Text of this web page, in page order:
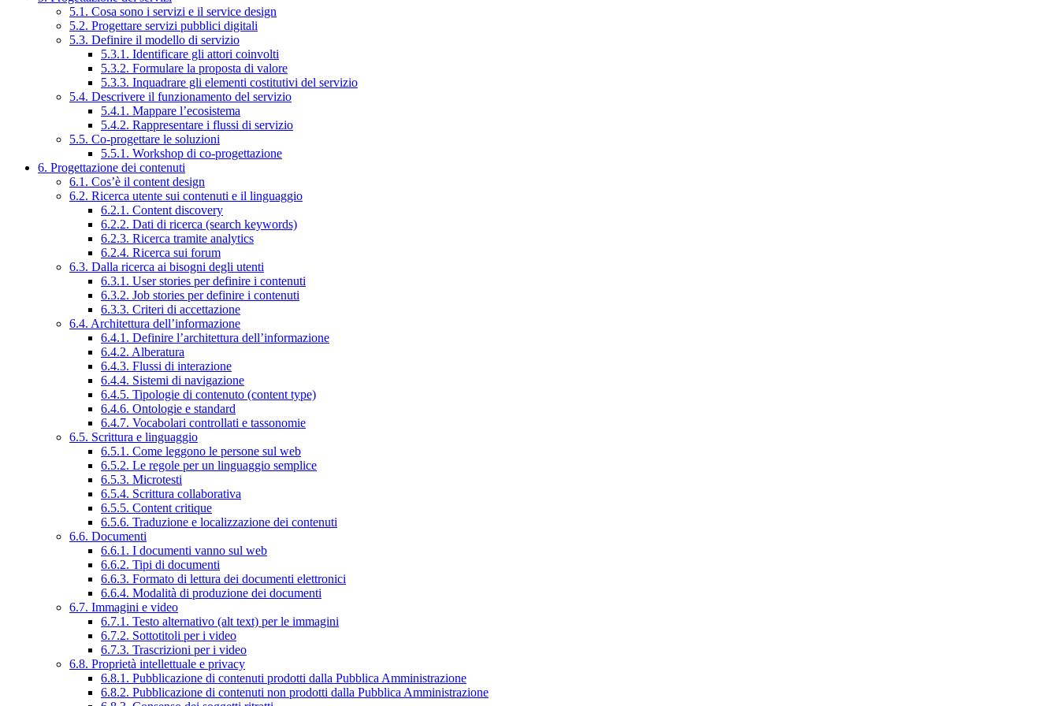
5.1. Cosa sono i servizi e il service design
5.2. Progettare servizi pubblici digitali
5.3. Definire il modello di servizio
5.3.1. Identificare gli attori coinvolti
5.3.2. Formulare la proposta di valore
5.3.3. Inquadrare gli elementi costitutivi del servizio
5.4. Descrivere il funzionamento del servizio
5.4.1. Mappare l’ecosistema
5.4.2. Rappresentare i flussi di servizio
5.5. Co-progettare le soluzioni
5.5.1. Workshop di co-progettazione
6. Progettazione dei contenuti
6.1. Cos’è il content design
6.2. Ricerca utente sui contenuti e il linguaggio
6.2.1. Content discovery
6.2.2. Dati di ricerca (search keywords)
6.2.3. Ricerca tramite analytics
6.2.4. Ricerca sui forum
6.3. Dalla ricerca ai bisogni degli utenti
6.3.1. User stories per definire i contenuti
6.3.2. Job stories per definire i contenuti
6.3.3. Criteri di accettazione
6.4. Architettura dell’informazione
6.4.1. Definire l’architettura dell’informazione
6.4.2. Alberatura
6.4.3. Flussi di interazione
6.4.4. Sistemi di navigazione
6.4.5. Tipologie di contenuto (content type)
6.4.6. Ontologie e standard
6.4.7. Vocabolari controllati e tassonomie
6.5. Scrittura e linguaggio
6.5.1. Come leggono le persone sul web
6.5.2. Le regole per un linguaggio semplice
6.5.3. Microtesti
6.5.4. Scrittura collaborativa
6.5.5. Content critique
6.5.6. Traduzione e localizzazione dei contenuti
6.6. Documenti
6.6.1. I documenti vanno sul web
6.6.2. Tipi di documenti
6.6.3. Formato di lettura dei documenti elettronici
6.6.4. Modalità di produzione dei documenti
6.7. Immagini e video
6.7.1. Testo alternativo (alt text) per le immagini
6.7.2. Sottotitoli per i video
6.7.3. Trascrizioni per i video
6.8. Proprietà intellettuale e privacy
6.8.1. Pubblicazione di contenuti prodotti dalla Pubblica Amministrazione
6.8.2. Pubblicazione di contenuti non prodotti dalla Pubblica Amministrazione